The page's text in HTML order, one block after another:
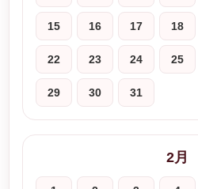
15 16 17 18
22 23 24 25
29 30 31
2月